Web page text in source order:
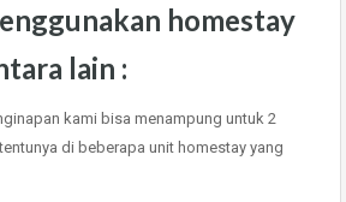
homestay
lain :
kami bisa menampung untuk 2
di beberapa unit homestay yang